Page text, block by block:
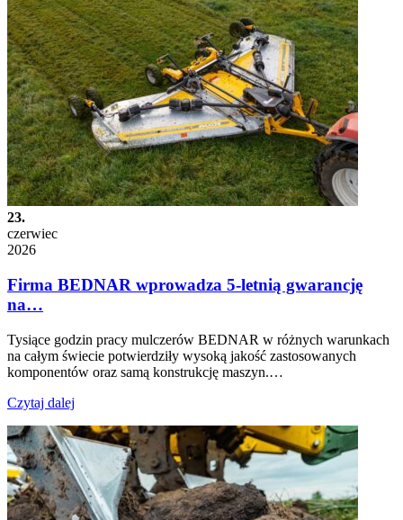
23.
czerwiec
2026
Firma BEDNAR wprowadza 5-letnią gwarancję
na…
Tysiące godzin pracy mulczerów BEDNAR w różnych warunkach
na całym świecie potwierdziły wysoką jakość zastosowanych
komponentów oraz samą konstrukcję maszyn.…
Czytaj dalej